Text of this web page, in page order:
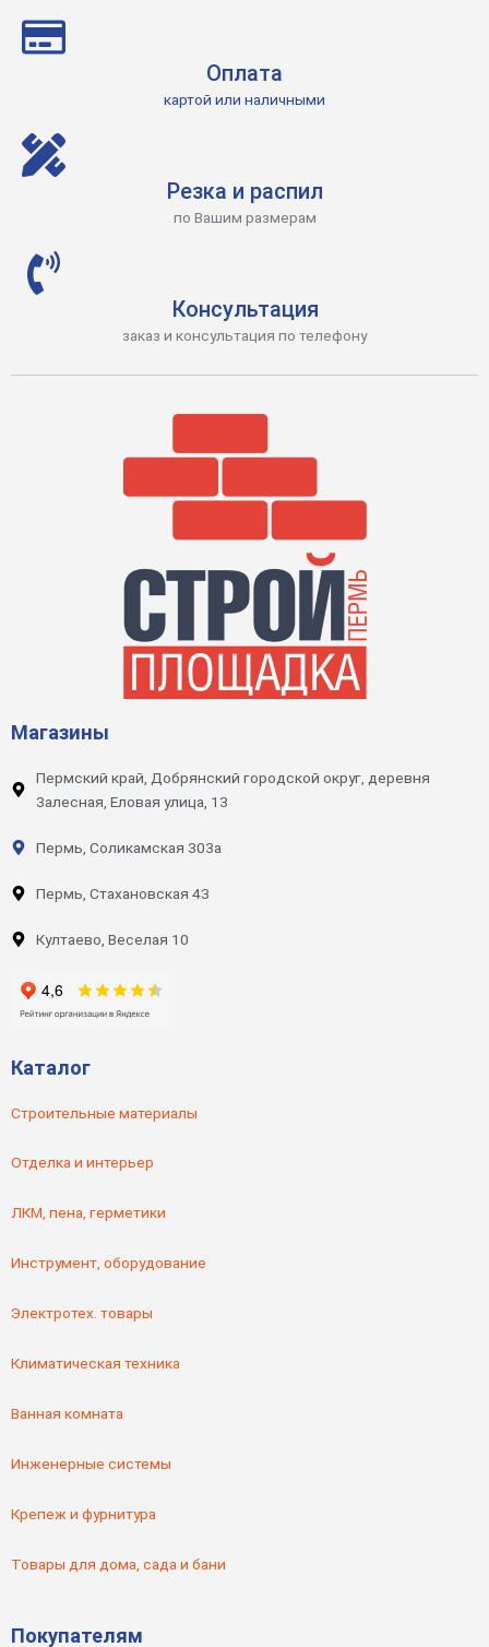
Оплата
картой или наличными
Резка и распил
по Вашим размерам
Консультация
заказ и консультация по телефону
Магазины
Пермский край, Добрянский городской округ, деревня
Залесная, Еловая улица, 13
Пермь, Соликамская 303а
Пермь, Стахановская 43
Култаево, Веселая 10
Каталог
Строительные материалы
Отделка и интерьер
ЛКМ, пена, герметики
Инструмент, оборудование
Электротех. товары
Климатическая техника
Ванная комната
Инженерные системы
Крепеж и фурнитура
Товары для дома, сада и бани
Покупателям